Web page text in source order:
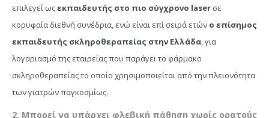
επιλεγεί ωςεκπαιδευτής στο πιο σύγχρονο laser σε
κορυφαία διεθνή συνέδρια, ενώ είναι επί σειρά ετών ο επίσημος
εκπαιδευτής σκληροθεραπείας στην Ελλάδα, για
λογαριασμό της εταιρείας που παράγει το φάρμακο
σκληροθεραπείας το οποίο χρησιμοποιείται από την πλειονότητα
των γιατρών παγκοσμίως.
2. Μπορεί να υπάρχει φλεβική πάθηση χωρίς ορατούς